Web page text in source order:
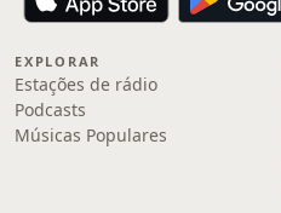
EXPLORAR
Estações de rádio
Podcasts
Músicas Populares